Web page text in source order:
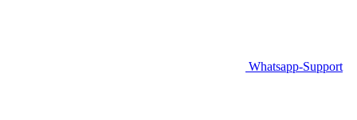
Whatsapp-Support